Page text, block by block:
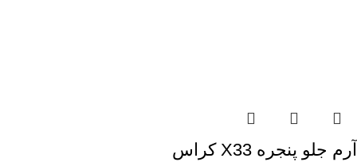
آرم جلو پنجره X33 کراس